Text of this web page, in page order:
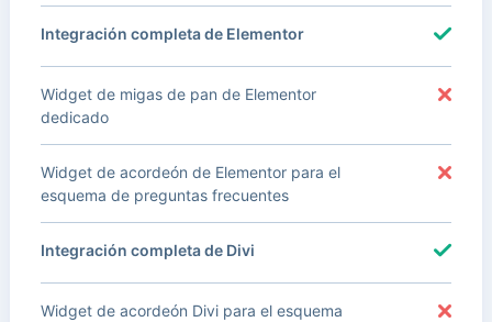
Integración completa de Elementor
Widget de migas de pan de Elementor
dedicado
Widget de acordeón de Elementor para el
esquema de preguntas frecuentes
Integración completa de Divi
Widget de acordeón Divi para el esquema